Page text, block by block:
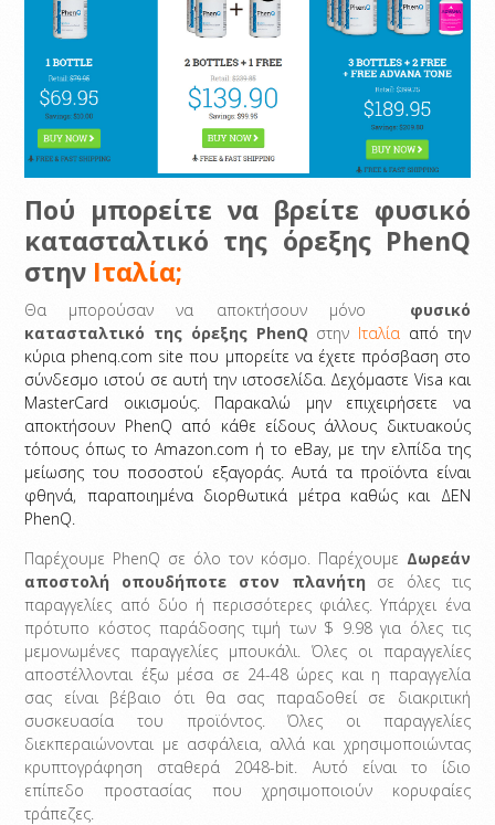
Πού μπορείτε να βρείτε φυσικό
κατασταλτικό της όρεξης PhenQ
στην Ιταλία;
Θα μπορούσαν να αποκτήσουν μόνο φυσικό
κατασταλτικό της όρεξης PhenQ στην Ιταλία από την
κύρια phenq.com site που μπορείτε να έχετε πρόσβαση στο
σύνδεσμο ιστού σε αυτή την ιστοσελίδα. Δεχόμαστε Visa και
MasterCard οικισμούς. Παρακαλώ μην επιχειρήσετε να
αποκτήσουν PhenQ από κάθε είδους άλλους δικτυακούς
τόπους όπως το Amazon.com ή το eBay, με την ελπίδα της
μείωσης του ποσοστού εξαγοράς. Αυτά τα προϊόντα είναι
φθηνά, παραποιημένα διορθωτικά μέτρα καθώς και ΔΕΝ
PhenQ.
Παρέχουμε PhenQ σε όλο τον κόσμο. Παρέχουμε Δωρεάν
αποστολή οπουδήποτε στον πλανήτησε όλες τις
παραγγελίες από δύο ή περισσότερες φιάλες. Υπάρχει ένα
πρότυπο κόστος παράδοσης τιμή των $ 9.98 για όλες τις
μεμονωμένες παραγγελίες μπουκάλι. Όλες οι παραγγελίες
αποστέλλονται έξω μέσα σε 24-48 ώρες και η παραγγελία
σας είναι βέβαιο ότι θα σας παραδοθεί σε διακριτική
συσκευασία του προϊόντος. Όλες οι παραγγελίες
διεκπεραιώνονται με ασφάλεια, αλλά και χρησιμοποιώντας
κρυπτογράφηση σταθερά 2048-bit. Αυτό είναι το ίδιο
επίπεδο προστασίας που χρησιμοποιούν κορυφαίες
τράπεζες.